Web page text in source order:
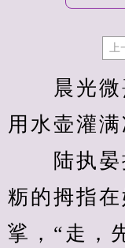
上
晨光微
用水壶灌满
陆执晏
粝的拇指
挲，“走，